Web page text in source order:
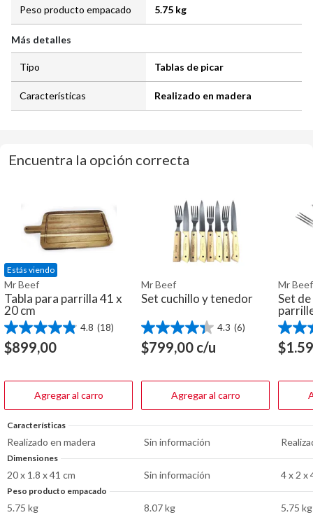
Peso producto empacado 5.75 kg
Más detalles
Tipo Tablas de picar
Características Realizado en madera
Encuentra la opción correcta
Estás viendo
Mr Beef
Tabla para parrilla 41 x
20 cm
4.8 (18)
4.8
de
5
$899,00
Agregar al carro
Mr Beef
Set cuchillo y tenedor
4.3 (6)
4.3
de
5
$799,00 c/u
Agregar al carro
Mr Beef
Set
4.6
de
5
$
Características
Realizado en madera Sin información
Dimensiones
20 x 1.8 x 41 cm Sin información 4 x 2 x
Peso producto empacado
5.75 kg 8.07 kg 5.75 kg